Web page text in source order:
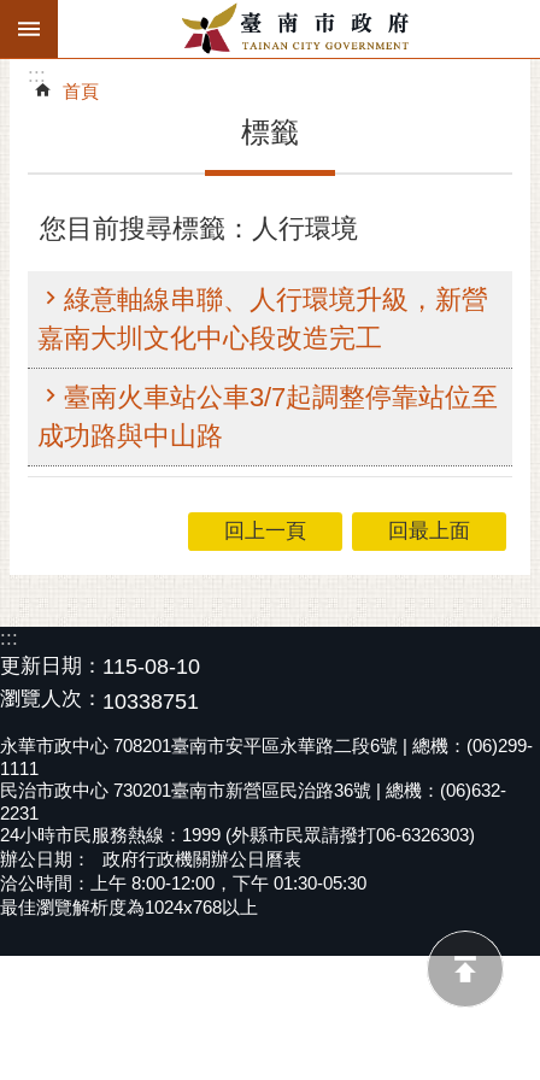
跳到主要內容區塊
搜
階
精彩府城
市府團隊
主題服務
市政資訊
黃
偉
哲
螢
光
泉
桐
花
祭
網
:::
:::
首頁
標籤
您目前搜尋標籤：人行環境
綠意軸線串聯、人行環境升級，新營
嘉南大圳文化中心段改造完工
臺南火車站公車3/7起調整停靠站位至
成功路與中山路
回上一頁 回最上面
:::
更新日期： 115-08-10
瀏覽人次： 10338751
永華市政中心 708201臺南市安平區永華路二段6號 | 總機：(06)299-
1111
民治市政中心 730201臺南市新營區民治路36號 | 總機：(06)632-
2231
24小時市民服務熱線：1999 (外縣市民眾請撥打06-6326303)
辦公日期：
政府行政機關辦公日曆表
洽公時間：上午 8:00-12:00，下午 01:30-05:30
最佳瀏覽解析度為1024x768以上